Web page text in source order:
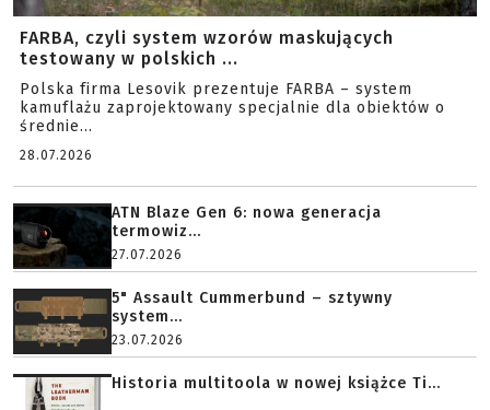
FARBA, czyli system wzorów maskujących
testowany w polskich ...
Polska firma Lesovik prezentuje FARBA – system
kamuflażu zaprojektowany specjalnie dla obiektów o
średnie...
28.07.2026
ATN Blaze Gen 6: nowa generacja
termowiz...
27.07.2026
5" Assault Cummerbund – sztywny
system...
23.07.2026
Historia multitoola w nowej książce Ti...